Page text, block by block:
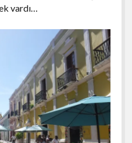
vardı…